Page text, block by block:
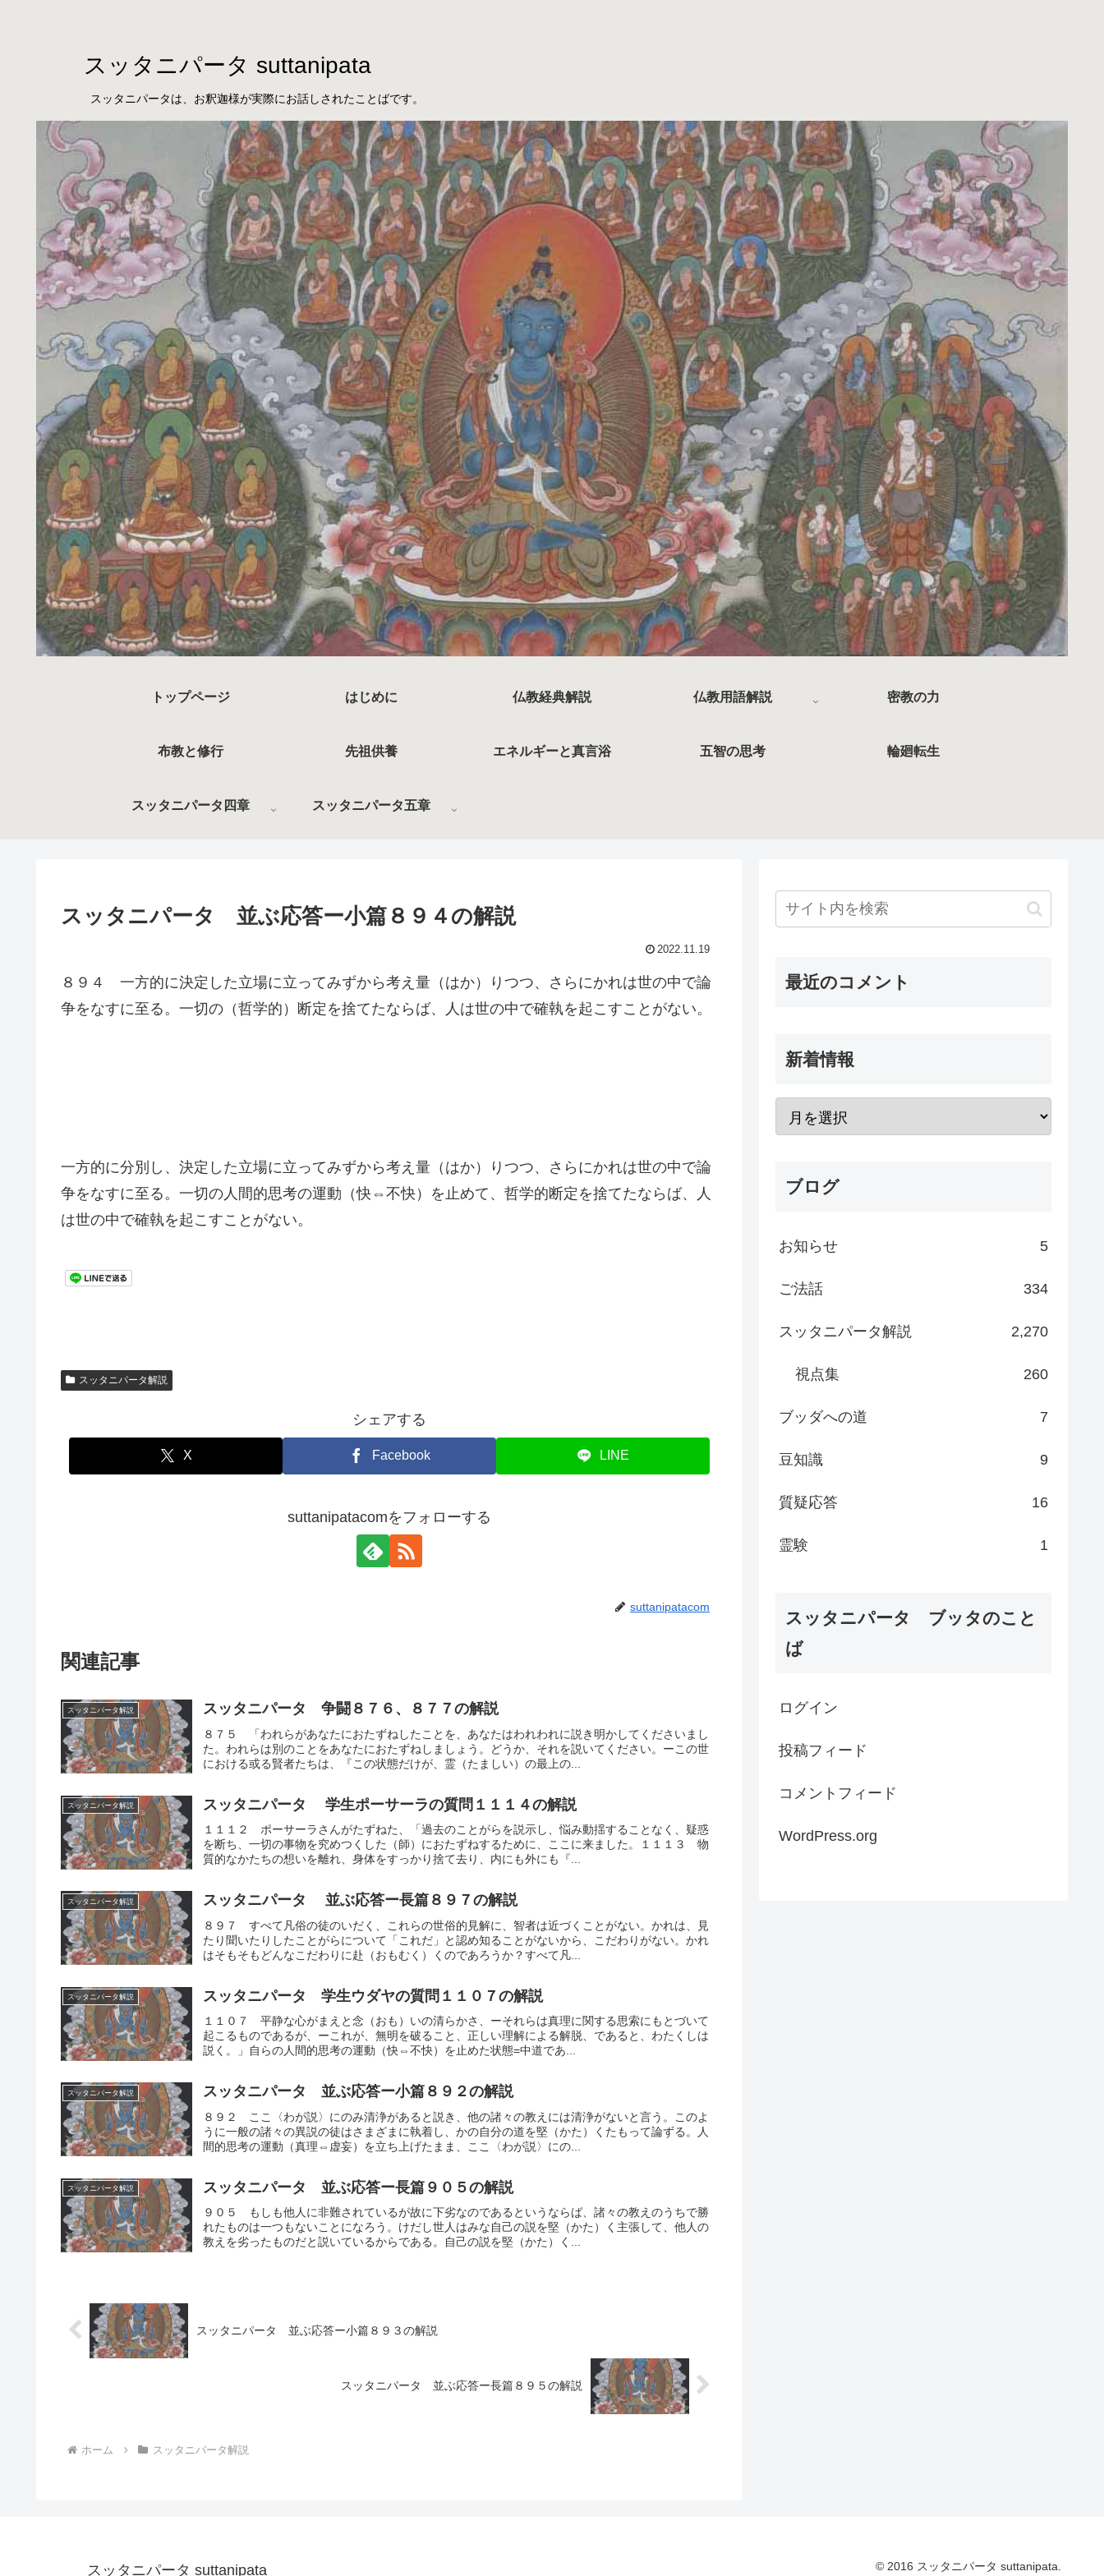
スッタニパータは、お釈迦様が実際にお話しされたことばです。
スッタニパータ suttanipata
トップページ はじめに 仏教経典解説 仏教用語解説 密教の力
布教と修行 先祖供養 エネルギーと真言浴 五智の思考 輪廻転生
スッタニパータ四章 スッタニパータ五章
スッタニパータ 並ぶ応答ー小篇８９４の解説
2022.11.19
８９４ 一方的に決定した立場に立ってみずから考え量（はか）りつつ、さらにかれは世の中で論
争をなすに至る。一切の（哲学的）断定を捨てたならば、人は世の中で確執を起こすことがない。
一方的に分別し、決定した立場に立ってみずから考え量（はか）りつつ、さらにかれは世の中で論
争をなすに至る。一切の人間的思考の運動（快⇔不快）を止めて、哲学的断定を捨てたならば、人
は世の中で確執を起こすことがない。
スッタニパータ解説
シェアする
X Facebook LINE
suttanipatacomをフォローする
suttanipatacom
関連記事
スッタニパータ解説 スッタニパータ 争闘８７６、８７７の解説
８７５ 「われらがあなたにおたずねしたことを、あなたはわれわれに説き明かしてくださいまし
た。われらは別のことをあなたにおたずねしましょう。どうか、それを説いてください。ーこの世
における或る賢者たちは、『この状態だけが、霊（たましい）の最上の...
スッタニパータ解説 スッタニパータ 学生ポーサーラの質問１１１４の解説
１１１２ ポーサーラさんがたずねた、「過去のことがらを説示し、悩み動揺することなく、疑惑
を断ち、一切の事物を究めつくした（師）におたずねするために、ここに来ました。１１１３ 物
質的なかたちの想いを離れ、身体をすっかり捨て去り、内にも外にも『...
スッタニパータ解説 スッタニパータ 並ぶ応答ー長篇８９７の解説
８９７ すべて凡俗の徒のいだく、これらの世俗的見解に、智者は近づくことがない。かれは、見
たり聞いたりしたことがらについて「これだ」と認め知ることがないから、こだわりがない。かれ
はそもそもどんなこだわりに赴（おもむく）くのであろうか？すべて凡...
スッタニパータ解説 スッタニパータ 学生ウダヤの質問１１０７の解説
１１０７ 平静な心がまえと念（おも）いの清らかさ、ーそれらは真理に関する思索にもとづいて
起こるものであるが、ーこれが、無明を破ること、正しい理解による解脱、であると、わたくしは
説く。」自らの人間的思考の運動（快⇔不快）を止めた状態=中道であ...
スッタニパータ解説 スッタニパータ 並ぶ応答ー小篇８９２の解説
８９２ ここ〈わが説〉にのみ清浄があると説き、他の諸々の教えには清浄がないと言う。このよ
うに一般の諸々の異説の徒はさまざまに執着し、かの自分の道を堅（かた）くたもって論ずる。人
間的思考の運動（真理⇔虚妄）を立ち上げたまま、ここ〈わが説〉にの...
スッタニパータ解説 スッタニパータ 並ぶ応答ー長篇９０５の解説
９０５ もしも他人に非難されているが故に下劣なのであるというならば、諸々の教えのうちで勝
れたものは一つもないことになろう。けだし世人はみな自己の説を堅（かた）く主張して、他人の
教えを劣ったものだと説いているからである。自己の説を堅（かた）く...
スッタニパータ 並ぶ応答ー小篇８９３の解説
スッタニパータ 並ぶ応答ー長篇８９５の解説
ホーム スッタニパータ解説
最近のコメント
新着情報
ブログ
お知らせ 5
ご法話 334
スッタニパータ解説 2,270
視点集 260
ブッダへの道 7
豆知識 9
質疑応答 16
霊験 1
スッタニパータ ブッタのこと
ば
ログイン
投稿フィード
コメントフィード
WordPress.org
スッタニパータ suttanipata © 2016 スッタニパータ suttanipata.